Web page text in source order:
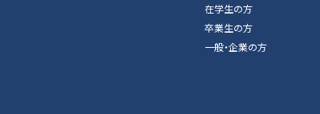
在学生の方
卒業生の方
一般・企業の方